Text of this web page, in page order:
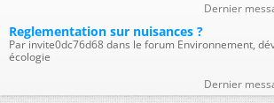
Dernier
Reglementation sur nuisances ?
Par invite0dc76d68 dans le forum Environnement,
écologie
Dernier